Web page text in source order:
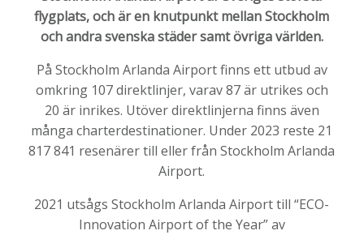
flygplats, och är en knutpunkt mellan Stockholm
och andra svenska städer samt övriga världen.
På Stockholm Arlanda Airport finns ett utbud av
omkring 107 direktlinjer, varav 87 är utrikes och
20 är inrikes. Utöver direktlinjerna finns även
många charterdestinationer. Under 2023 reste 21
817 841 resenärer till eller från Stockholm Arlanda
Airport.
2021 utsågs Stockholm Arlanda Airport till “ECO-
Innovation Airport of the Year” av